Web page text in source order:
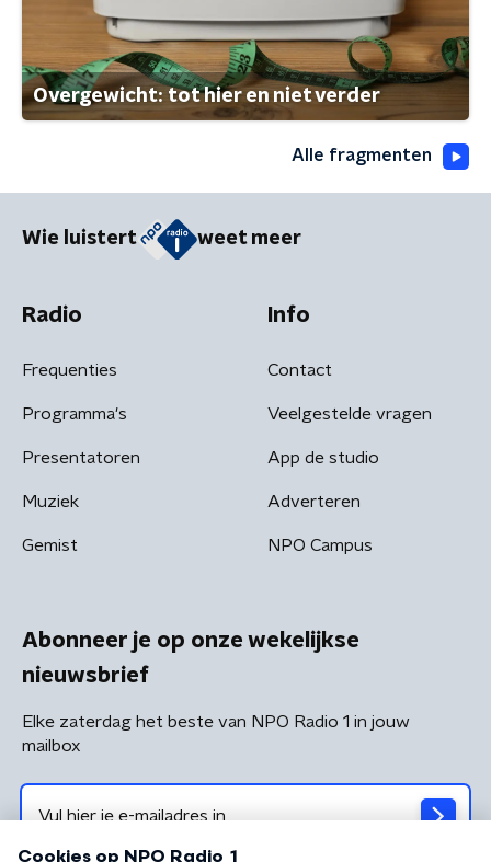
Overgewicht: tot hier en niet verder
Alle fragmenten
Wie luistert weet meer
Radio
Frequenties
Programma's
Presentatoren
Muziek
Gemist
Info
Contact
Veelgestelde vragen
App de studio
Adverteren
NPO Campus
Abonneer je op onze wekelijkse
nieuwsbrief
Elke zaterdag het beste van NPO Radio 1 in jouw
mailbox